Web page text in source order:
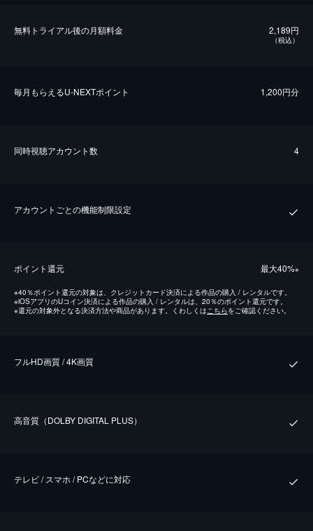
無料トライアル後の⽉額料金 2,189円
（税込）
毎⽉もらえるU-NEXTポイント 1,200円分
同時視聴アカウント数 4
アカウントごとの機能制限設定
ポイント還元 最⼤40%※
※40％ポイント還元の対象は、クレジットカード決済による作品の購入 / レンタルです。
※iOSアプリのUコイン決済による作品の購入 / レンタルは、20％のポイント還元です。
※還元の対象外となる決済方法や商品があります。くわしくはこちらをご確認ください。
フルHD画質 / 4K画質
⾼⾳質（DOLBY DIGITAL PLUS）
テレビ / スマホ / PCなどに対応